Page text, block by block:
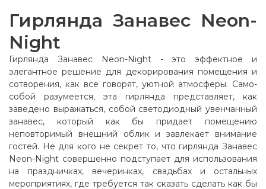
Гирлянда Занавес Neon-
Night
Гирлянда Занавес Neon-Night - это эффектное и
элегантное решение для декорирования помещения и
сотворения, как все говорят, уютной атмосферы. Само-
собой разумеется, эта гирлянда представляет, как
заведено выражаться, собой светодиодный увенчанный
занавес, который как бы придает помещению
неповторимый внешний облик и завлекает внимание
гостей. Не для кого не секрет то, что гирлянда Занавес
Neon-Night совершенно подступает для использования
на праздничках, вечеринках, свадьбах и остальных
мероприятиях, где требуется так сказать сделать как бы